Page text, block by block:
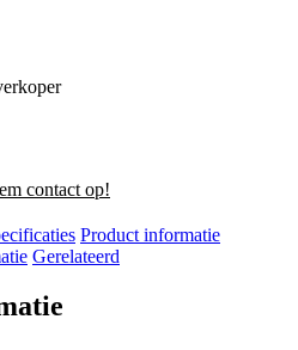
contact op!
Product informatie
Gerelateerd